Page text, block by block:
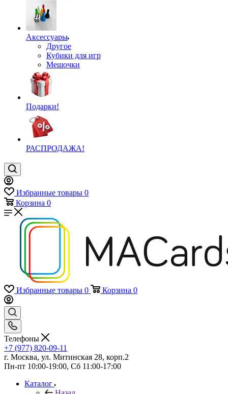
Аксессуары
Другое
Кубики для игр
Мешочки
Подарки!
РАСПРОДАЖА!
Избранные товары 0
Корзина 0
Избранные товары 0 Корзина 0
Телефоны
+7 (977) 820-09-11
г. Москва, ул. Митинская 28, корп.2
Пн-пт 10:00-19:00, Сб 11:00-17:00
Каталог